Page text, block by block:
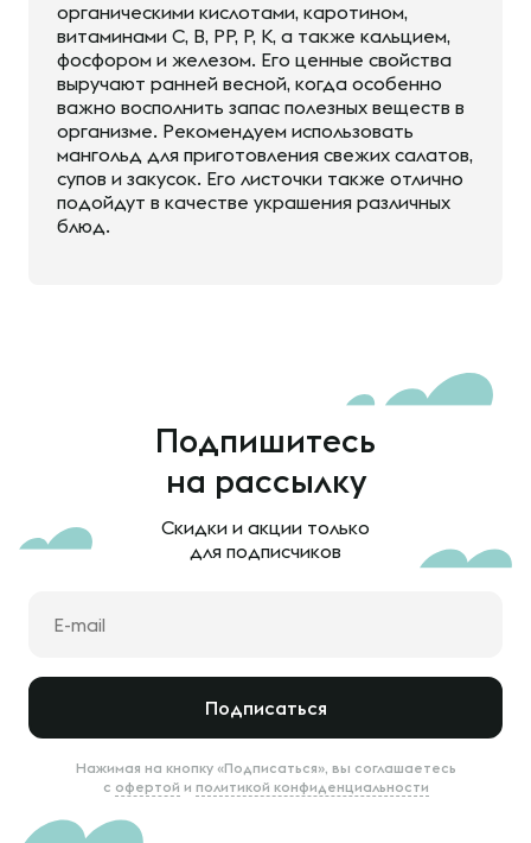
органическими кислотами, каротином,
витаминами С, В, РР, Р, К, а также кальцием,
фосфором и железом. Его ценные свойства
выручают ранней весной, когда особенно
важно восполнить запас полезных веществ в
организме. Рекомендуем использовать
мангольд для приготовления свежих салатов,
супов и закусок. Его листочки также отлично
подойдут в качестве украшения различных
блюд.
Подпишитесь
на рассылку
Скидки и акции только
для подписчиков
Подписаться
Нажимая на кнопку «Подписаться», вы соглашаетесь
с офертой и политикой конфиденциальности